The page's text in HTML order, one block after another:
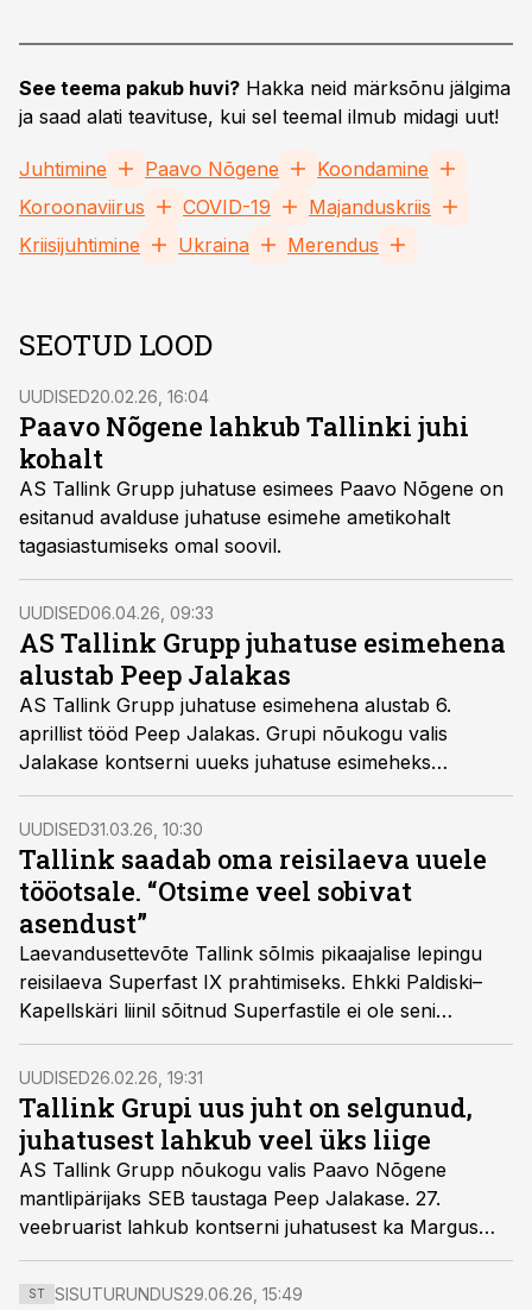
See teema pakub huvi? Hakka neid märksõnu jälgima
ja saad alati teavituse, kui sel teemal ilmub midagi uut!
Juhtimine Paavo Nõgene
Koondamine
Koroonaviirus
COVID-19
Majanduskriis
Kriisijuhtimine
Ukraina Merendus
SEOTUD LOOD
UUDISED20.02.26, 16:04
Paavo Nõgene lahkub Tallinki juhi
kohalt
AS Tallink Grupp juhatuse esimees Paavo Nõgene on
esitanud avalduse juhatuse esimehe ametikohalt
tagasiastumiseks omal soovil.
UUDISED06.04.26, 09:33
AS Tallink Grupp juhatuse esimehena
alustab Peep Jalakas
AS Tallink Grupp juhatuse esimehena alustab 6.
aprillist tööd Peep Jalakas. Grupi nõukogu valis
Jalakase kontserni uueks juhatuse esimeheks
veebruaris ning tema volitused kestavad kolm aastat.
UUDISED31.03.26, 10:30
Tallink saadab oma reisilaeva uuele
tööotsale. “Otsime veel sobivat
asendust”
Laevandusettevõte Tallink sõlmis pikaajalise lepingu
reisilaeva Superfast IX prahtimiseks. Ehkki Paldiski–
Kapellskäri liinil sõitnud Superfastile ei ole seni
asendust leitud, ei plaani ettevõte liinilt lahkuda.
UUDISED26.02.26, 19:31
Tallink Grupi uus juht on selgunud,
juhatusest lahkub veel üks liige
AS Tallink Grupp nõukogu valis Paavo Nõgene
mantlipärijaks SEB taustaga Peep Jalakase. 27.
veebruarist lahkub kontserni juhatusest ka Margus
Schults, kes jätkab oma tööd grupi Soome üksuse
juhina.
ST SISUTURUNDUS29.06.26, 15:49